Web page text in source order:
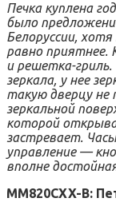
Печка куплена
было
Белоруссии,
равно приятнее.
и решетка-
зеркала, у нее
такую дверцу не
зеркальной
которой
застревает.
управление —
вполне
MM820CXX-B: